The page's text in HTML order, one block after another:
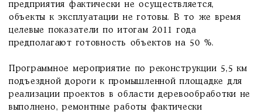
предприятия фактически не осуществляется,
объекты к эксплуатации не готовы. В то же время
целевые показатели по итогам 2011 года
предполагают готовность объектов на 50 %.
Программное мероприятие по реконструкции 5,5 км
подъездной дороги к промышленной площадке для
реализации проектов в области деревообработки не
выполнено, ремонтные работы фактически